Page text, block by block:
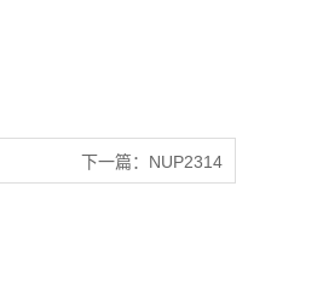
下一篇： NUP2314